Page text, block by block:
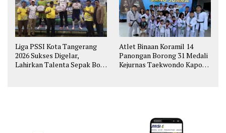
Liga PSSI Kota Tangerang
2026 Sukses Digelar,
Lahirkan Talenta Sepak Bola
Atlet Binaan Koramil 14
Panongan Borong 31 Medali
Kejurnas Taekwondo Kapolri